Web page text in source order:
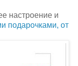
настроение и
подарочками, от